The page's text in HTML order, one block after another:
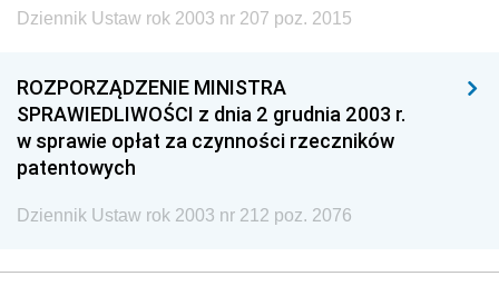
Dziennik Ustaw rok 2003 nr 207 poz. 2015
ROZPORZĄDZENIE MINISTRA
SPRAWIEDLIWOŚCI z dnia 2 grudnia 2003 r.
w sprawie opłat za czynności rzeczników
patentowych
Dziennik Ustaw rok 2003 nr 212 poz. 2076